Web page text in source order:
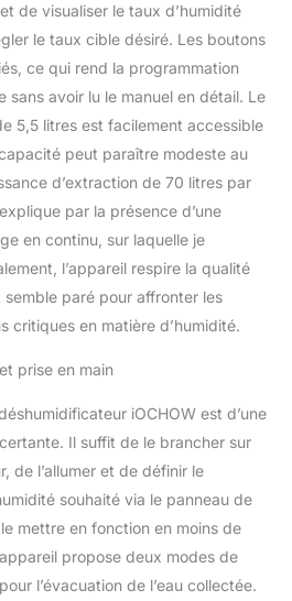
automatique du
pour grands
une stabilité à long
de Maintenance
deshumidificateur
est conçu pour un
Il offre des options de
permettant le
un réservoir de 5,5L ou
travers un tuyau d'eau.
nettoyage du filtre incite
tous les 30 jours ou 720
du moteur pour
Que ce soit pour
quotidienne ou à long
facile. Détails
Avec des dimensions
dehumidifier portable
de roulettes mobiles et
un réglage flexible de
Bien qu'il puisse
peu de bruit pendant le
il convient aux
laboratoires mais pas
de visualiser le taux d’humidité
le taux cible désiré. Les boutons
ce qui rend la programmation
sans avoir lu le manuel en détail. Le
5,5 litres est facilement accessible
peut paraître modeste au
d’extraction de 70 litres par
par la présence d’une
en continu, sur laquelle je
l’appareil respire la qualité
paré pour affronter les
critiques en matière d’humidité.
prise en main
iOCHOW est d’une
Il suffit de le brancher sur
de l’allumer et de définir le
souhaité via le panneau de
mettre en fonction en moins de
propose deux modes de
l’évacuation de l’eau collectée.